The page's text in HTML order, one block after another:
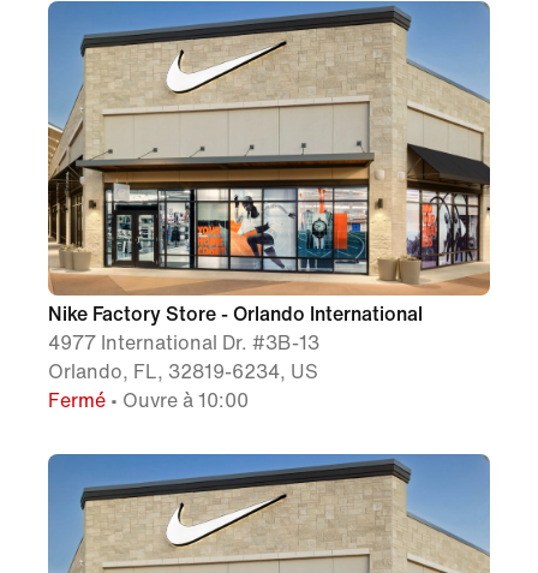
Nike Factory Store - Orlando International
4977 International Dr. #3B-13
Orlando, FL, 32819-6234, US
Fermé • Ouvre à 10:00